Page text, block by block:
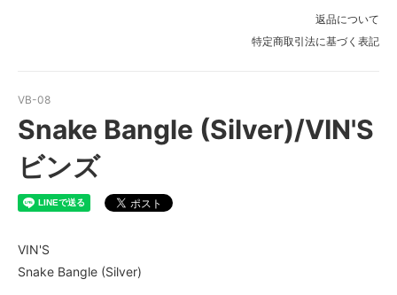
返品について
特定商取引法に基づく表記
VB-08
Snake Bangle (Silver)/VIN'S
ビンズ
VIN'S
Snake Bangle (Silver)